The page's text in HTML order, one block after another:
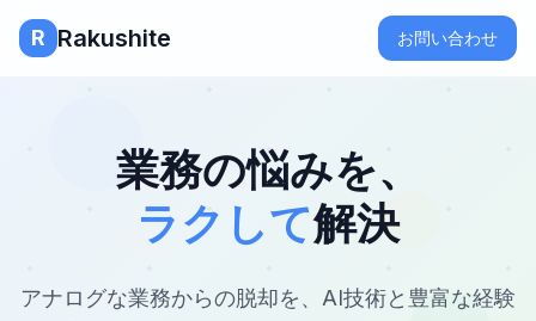
R Rakushite お問い合わせ
業務の悩みを、
ラクして解決
アナログな業務からの脱却を、AI技術と豊富な経験